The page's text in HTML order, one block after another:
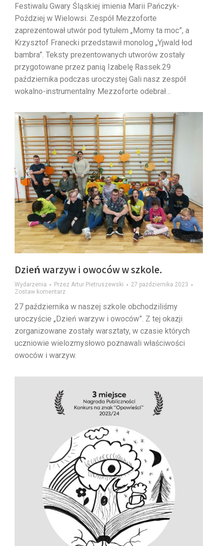
Festiwalu Gwary Śląskiej imienia Marii Pańczyk-
Poździej w Wielowsi. Zespół Mezzoforte
zaprezentował utwór pod tytułem „Momy ta moc”, a
Krzysztof Franecki przedstawił monolog „Yjwald łod
bambra”. Teksty prezentowanych utworów zostały
przygotowane przez panią Izabelę Rassek.29
października podczas uroczystej Gali nasz zespół
wokalno-instrumentalny Mezzoforte odebrał…
Dzień warzyw i owoców w szkole.
Wydarzenia Przez Artur Pietruszewski
27 października 2023
Zostaw komentarz
27 października w naszej szkole obchodziliśmy
uroczyście „Dzień warzyw i owoców”. Z tej okazji
zorganizowane zostały warsztaty, w czasie których
uczniowie wielozmysłowo poznawali właściwości
owoców i warzyw.